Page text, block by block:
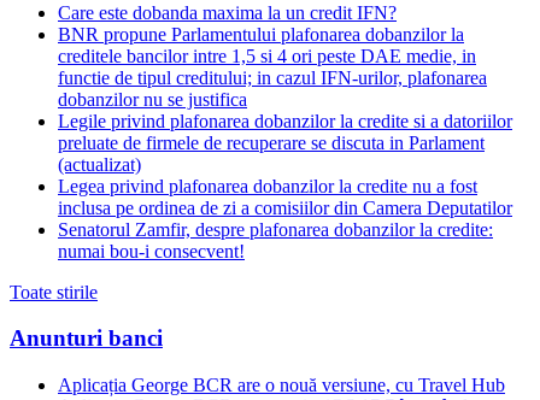
Care este dobanda maxima la un credit IFN?
BNR propune Parlamentului plafonarea dobanzilor la
creditele bancilor intre 1,5 si 4 ori peste DAE medie, in
functie de tipul creditului; in cazul IFN-urilor, plafonarea
dobanzilor nu se justifica
Legile privind plafonarea dobanzilor la credite si a datoriilor
preluate de firmele de recuperare se discuta in Parlament
(actualizat)
Legea privind plafonarea dobanzilor la credite nu a fost
inclusa pe ordinea de zi a comisiilor din Camera Deputatilor
Senatorul Zamfir, despre plafonarea dobanzilor la credite:
numai bou-i consecvent!
Toate stirile
Anunturi banci
Aplicația George BCR are o nouă versiune, cu Travel Hub